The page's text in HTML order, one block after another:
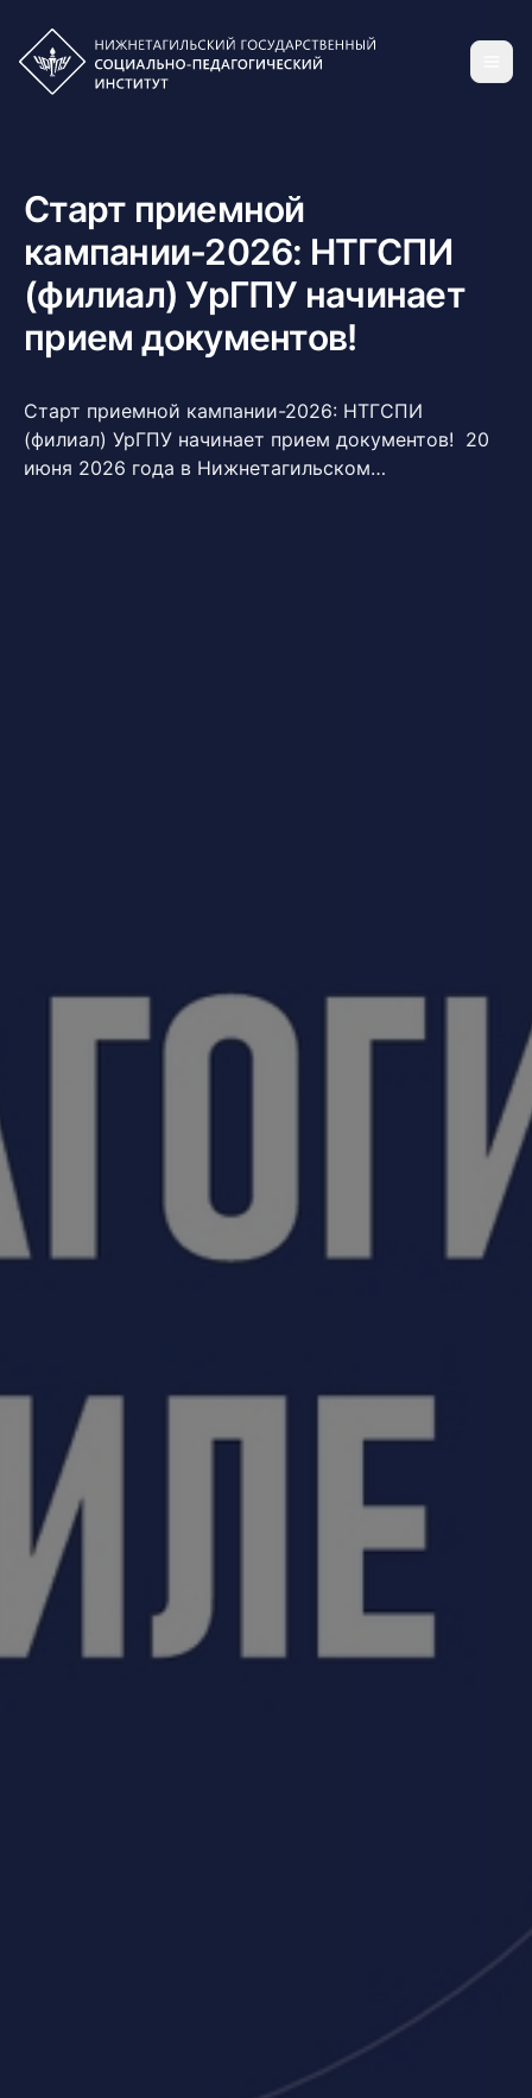
Старт приемной
кампании-2026: НТГСПИ
(филиал) УрГПУ начинает
прием документов!
Старт приемной кампании-2026: НТГСПИ
(филиал) УрГПУ начинает прием документов! 20
июня 2026 года в Нижнетагильском